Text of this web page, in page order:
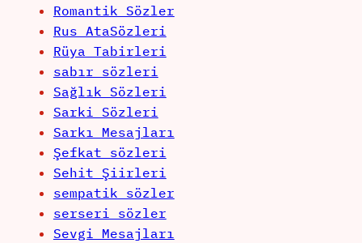
Romantik Sözler
Rus AtaSözleri
Rüya Tabirleri
sabır sözleri
Sağlık Sözleri
Sarki Sözleri
Sarkı Mesajları
Şefkat sözleri
Sehit Şiirleri
sempatik sözler
serseri sözler
Sevgi Mesajları